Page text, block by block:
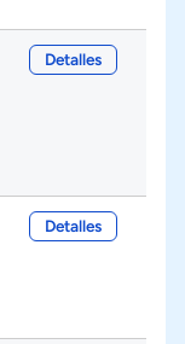
Detalles
Detalles